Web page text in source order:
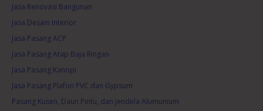
Jasa Renovasi Bangunan
Jasa Desain Interior
Jasa Pasang ACP
Jasa Pasang Atap Baja Ringan
Jasa Pasang Kanopi
Jasa Pasang Plafon PVC dan Gypsum
Pasang Kusen, Daun Pintu, dan Jendela Alumunium